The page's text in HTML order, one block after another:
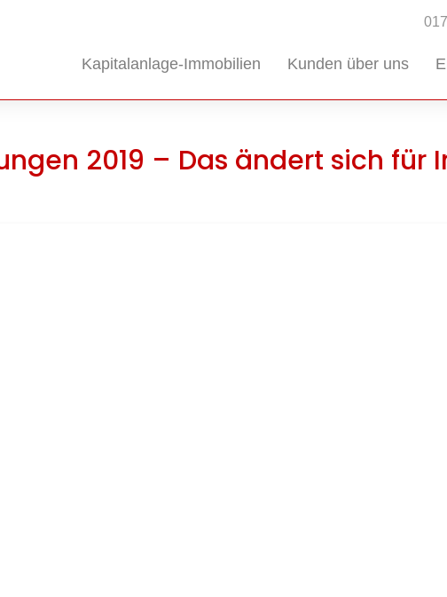
Kapitalanlage-Immobilien Kunden über uns
2019 – Das ändert sich